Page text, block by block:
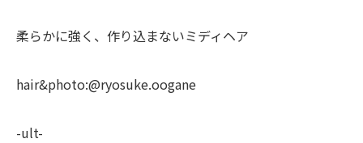
柔らかに強く、作り込まないミディヘア
hair&photo:@ryosuke.oogane
-ult-